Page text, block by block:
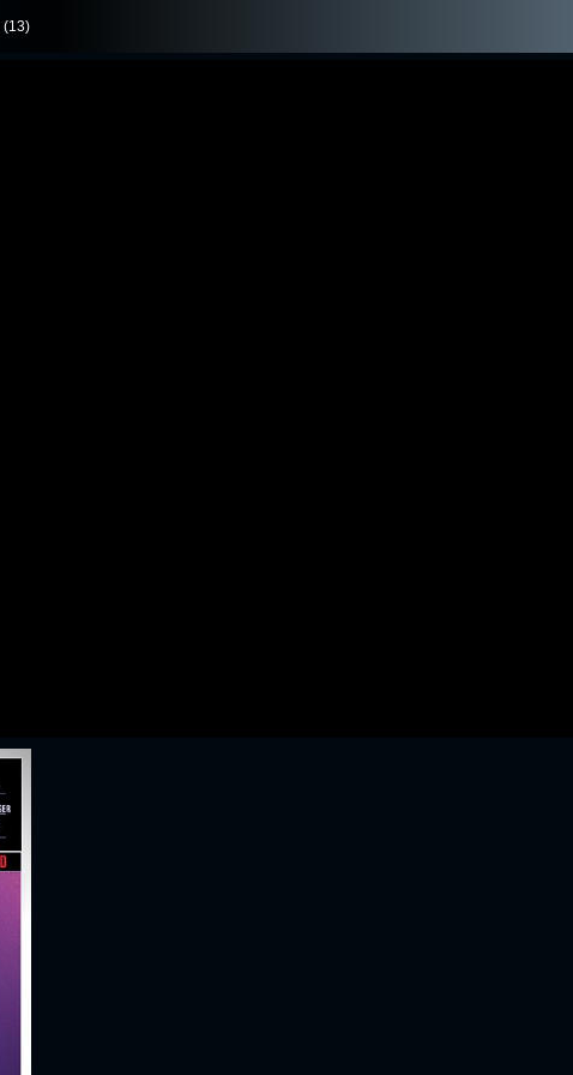
(13)